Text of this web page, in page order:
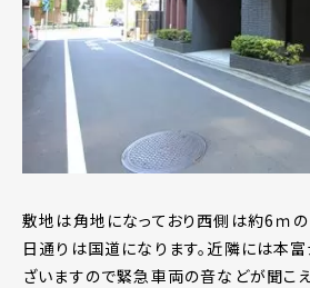
敷地は角地になっており西側は約6ｍの
日通りは国道になります。近隣には本
ざいますので緊急車両の音などが聞こ